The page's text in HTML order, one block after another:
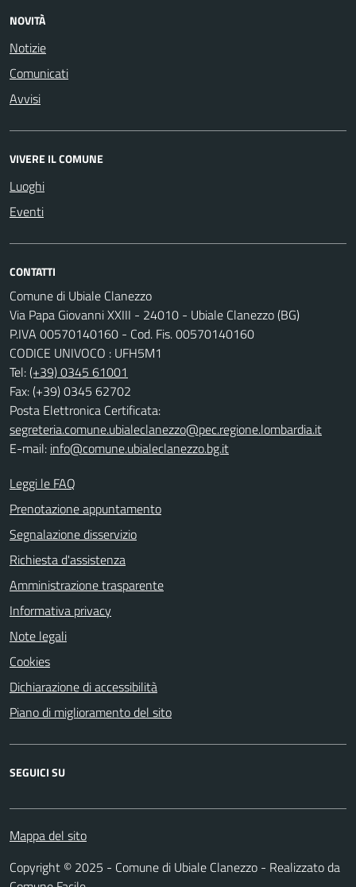
NOVITÀ
Notizie
Comunicati
Avvisi
VIVERE IL COMUNE
Luoghi
Eventi
CONTATTI
Comune di Ubiale Clanezzo
Via Papa Giovanni XXIII - 24010 - Ubiale Clanezzo (BG)
P.IVA 00570140160 - Cod. Fis. 00570140160
CODICE UNIVOCO : UFH5M1
Tel:(+39) 0345 61001
Fax: (+39) 0345 62702
Posta Elettronica Certificata:
segreteria.comune.ubialeclanezzo@pec.regione.lombardia.it
E-mail: info@comune.ubialeclanezzo.bg.it
Leggi le FAQ
Prenotazione appuntamento
Segnalazione disservizio
Richiesta d'assistenza
Amministrazione trasparente
Informativa privacy
Note legali
Cookies
Dichiarazione di accessibilità
Piano di miglioramento del sito
SEGUICI SU
Mappa del sito
Copyright © 2025 - Comune di Ubiale Clanezzo - Realizzato da